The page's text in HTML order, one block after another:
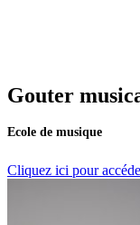
Gouter
Ecole de musique
Cliquez ici pour